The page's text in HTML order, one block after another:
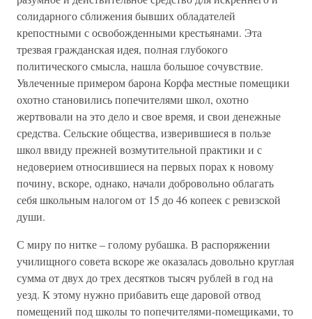
солидарного сближения бывших обладателей
крепостными с освобожденными крестьянами. Эта
трезвая гражданская идея, полная глубокого
политического смысла, нашла большое сочувствие.
Увлеченные примером барона Корфа местные помещики
охотно становились попечителями школ, охотно
жертвовали на это дело и свое время, и свои денежные
средства. Сельские общества, изверившиеся в пользе
школ ввиду прежней возмутительной практики и с
недоверием относившиеся на первых порах к новому
почину, вскоре, однако, начали добровольно облагать
себя школьным налогом от 15 до 46 копеек с ревизской
души.
С миру по нитке – голому рубашка. В распоряжении
училищного совета вскоре же оказалась довольно круглая
сумма от двух до трех десятков тысяч рублей в год на
уезд. К этому нужно прибавить еще даровой отвод
помещений под школы то попечителями-помещиками, то